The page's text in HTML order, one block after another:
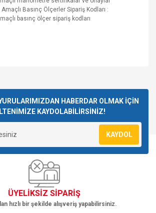
Basınç Ölçerler Sipariş Kodları :
Yorum Yaz
iletebilirsiniz.
için teşekkür ederiz.
kalitesiz, bozuk veya görüntülenemiyor.
eksik bilgiler bulunuyor.
hatalar bulunuyor.
sitelerden daha pahalı.
farklı alternatifler olmalı.
HABERDAR OLMAK İÇİN
KAYDOLABİLİRSİNİZ!
KAYDOL
ÜYELİKSİZ SİPARİŞ
hızlı bir şekilde alışveriş yapabilirsiniz.